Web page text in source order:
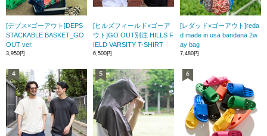
[デプス×ゴーアウト]DEPS
STACKABLE BASKET_GO
OUT ver.
3,950円
[ヒルズフィールド×ゴーア
ウト]GO OUT別注 HILLS F
IELD VARSITY T-SHIRT
6,500円
[レダッド×ゴーアウト]reda
d made in usa bandana 2w
ay bag
7,480円